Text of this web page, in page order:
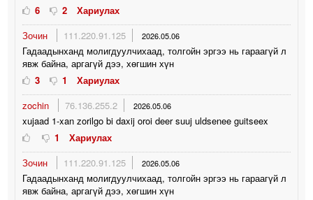
6
2
Хариулах
Зочин
111.220.91.125 2026.05.06
Гадаадынханд молигдуулчихаад, толгойн эргээ нь гараагүй л
явж байна, аргагүй дээ, хөгшин хүн
3
1
Хариулах
zochin
76.136.255.2 2026.05.06
xujaad 1-xan zorilgo bi daxij oroi deer suuj uldsenee guitseex
1
Хариулах
Зочин
111.220.91.125 2026.05.06
Гадаадынханд молигдуулчихаад, толгойн эргээ нь гараагүй л
явж байна, аргагүй дээ, хөгшин хүн